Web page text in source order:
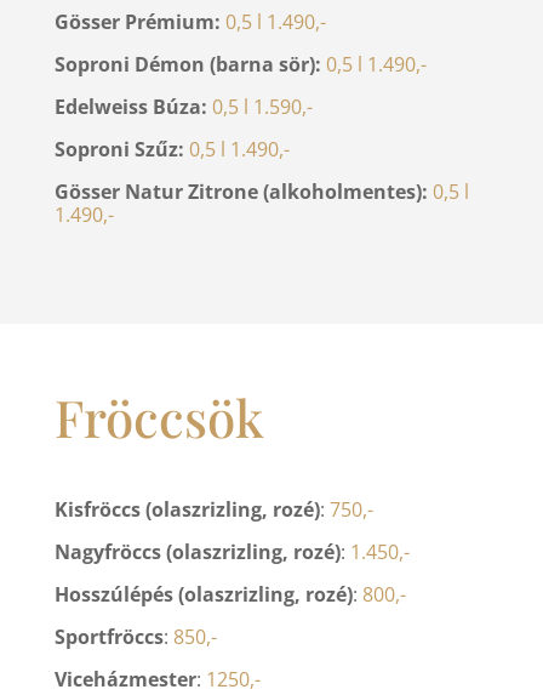
Gösser Prémium: 0,5 l 1.490,-
Soproni Démon (barna sör): 0,5 l 1.490,-
Edelweiss Búza: 0,5 l 1.590,-
Soproni Szűz: 0,5 l 1.490,-
Gösser Natur Zitrone (alkoholmentes): 0,5 l
1.490,-
Fröccsök
Kisfröccs (olaszrizling, rozé): 750,-
Nagyfröccs (olaszrizling, rozé): 1.450,-
Hosszúlépés (olaszrizling, rozé): 800,-
Sportfröccs: 850,-
Viceházmester: 1250,-